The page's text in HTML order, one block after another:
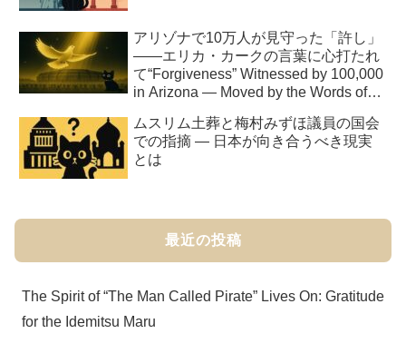
アリゾナで10万人が見守った「許し」
――エリカ・カークの言葉に心打たれ
て“Forgiveness” Witnessed by 100,000
in Arizona — Moved by the Words of
ムスリム土葬と梅村みずほ議員の国会
での指摘 ― 日本が向き合うべき現実
とは
最近の投稿
The Spirit of “The Man Called Pirate” Lives On: Gratitude
for the Idemitsu Maru